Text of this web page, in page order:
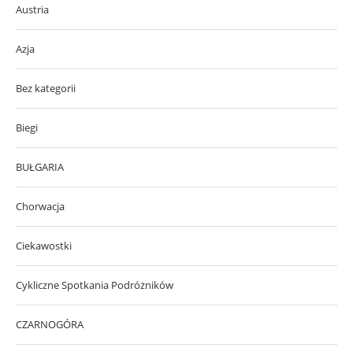
Austria
Azja
Bez kategorii
Biegi
BUŁGARIA
Chorwacja
Ciekawostki
Cykliczne Spotkania Podróżników
CZARNOGÓRA